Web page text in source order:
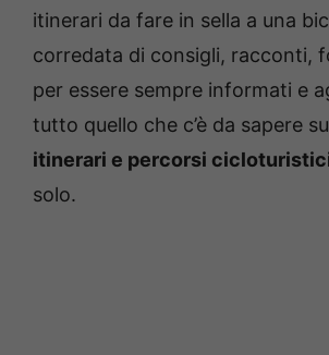
itinerari da fare in sella a una
corredata di consigli, racconti,
per essere sempre informati e
tutto quello che c’è da sapere
itinerari e percorsi
solo.